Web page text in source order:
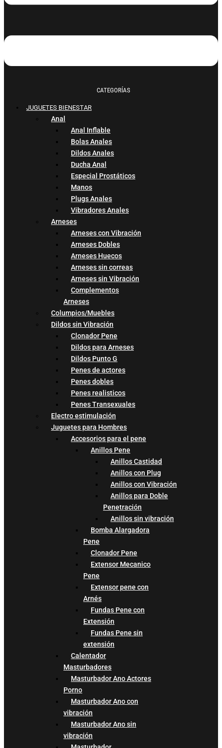
CATEGORÍAS
JUGUETES BIENESTAR
Anal
Anal Inflable
Bolas Anales
Dildos Anales
Ducha Anal
Especial Prostáticos
Manos
Plugs Anales
Vibradores Anales
Arneses
Arneses con Vibración
Arneses Dobles
Arneses Huecos
Arneses sin correas
Arneses sin Vibración
Complementos
Arneses
Columpios/Muebles
Dildos sin Vibración
Clonador Pene
Dildos para Arneses
Dildos Punto G
Penes de actores
Penes dobles
Penes realisticos
Penes Transexuales
Electro estimulación
Juguetes para Hombres
Accesorios para el pene
Anillos Pene
Anillos Castidad
Anillos con Plug
Anillos con Vibración
Anillos para Doble
Penetración
Anillos sin vibración
Bomba Alargadora
Pene
Clonador Pene
Extensor Mecanico
Pene
Extensor pene con
Arnés
Fundas Pene con
Extensión
Fundas Pene sin
extensión
Calentador
Masturbadores
Masturbador Ano Actores
Porno
Masturbador Ano con
vibración
Masturbador Ano sin
vibración